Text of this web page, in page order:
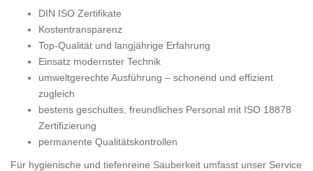
DIN ISO Zertifikate
Kostentransparenz
Top-Qualität und langjährige Erfahrung
Einsatz modernster Technik
umweltgerechte Ausführung – schonend und effizient
zugleich
bestens geschultes, freundliches Personal mit ISO 18878
Zertifizierung
permanente Qualitätskontrollen
Für hygienische und tiefenreine Sauberkeit umfasst unser Service